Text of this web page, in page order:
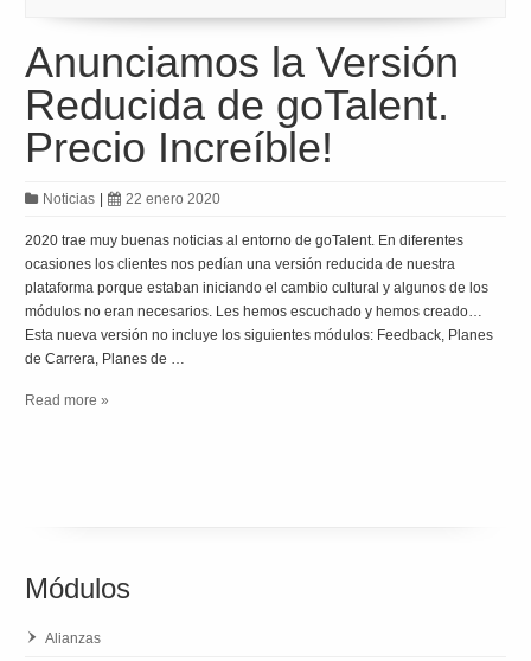
Anunciamos la Versión
Reducida de goTalent.
Precio Increíble!
Noticias | 22 enero 2020
2020 trae muy buenas noticias al entorno de goTalent. En diferentes
ocasiones los clientes nos pedían una versión reducida de nuestra
plataforma porque estaban iniciando el cambio cultural y algunos de los
módulos no eran necesarios. Les hemos escuchado y hemos creado…
Esta nueva versión no incluye los siguientes módulos: Feedback, Planes
de Carrera, Planes de …
Read more »
Módulos
Alianzas